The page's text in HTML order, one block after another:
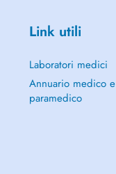
Link utili
Laboratori medici
Annuario medico e
paramedico